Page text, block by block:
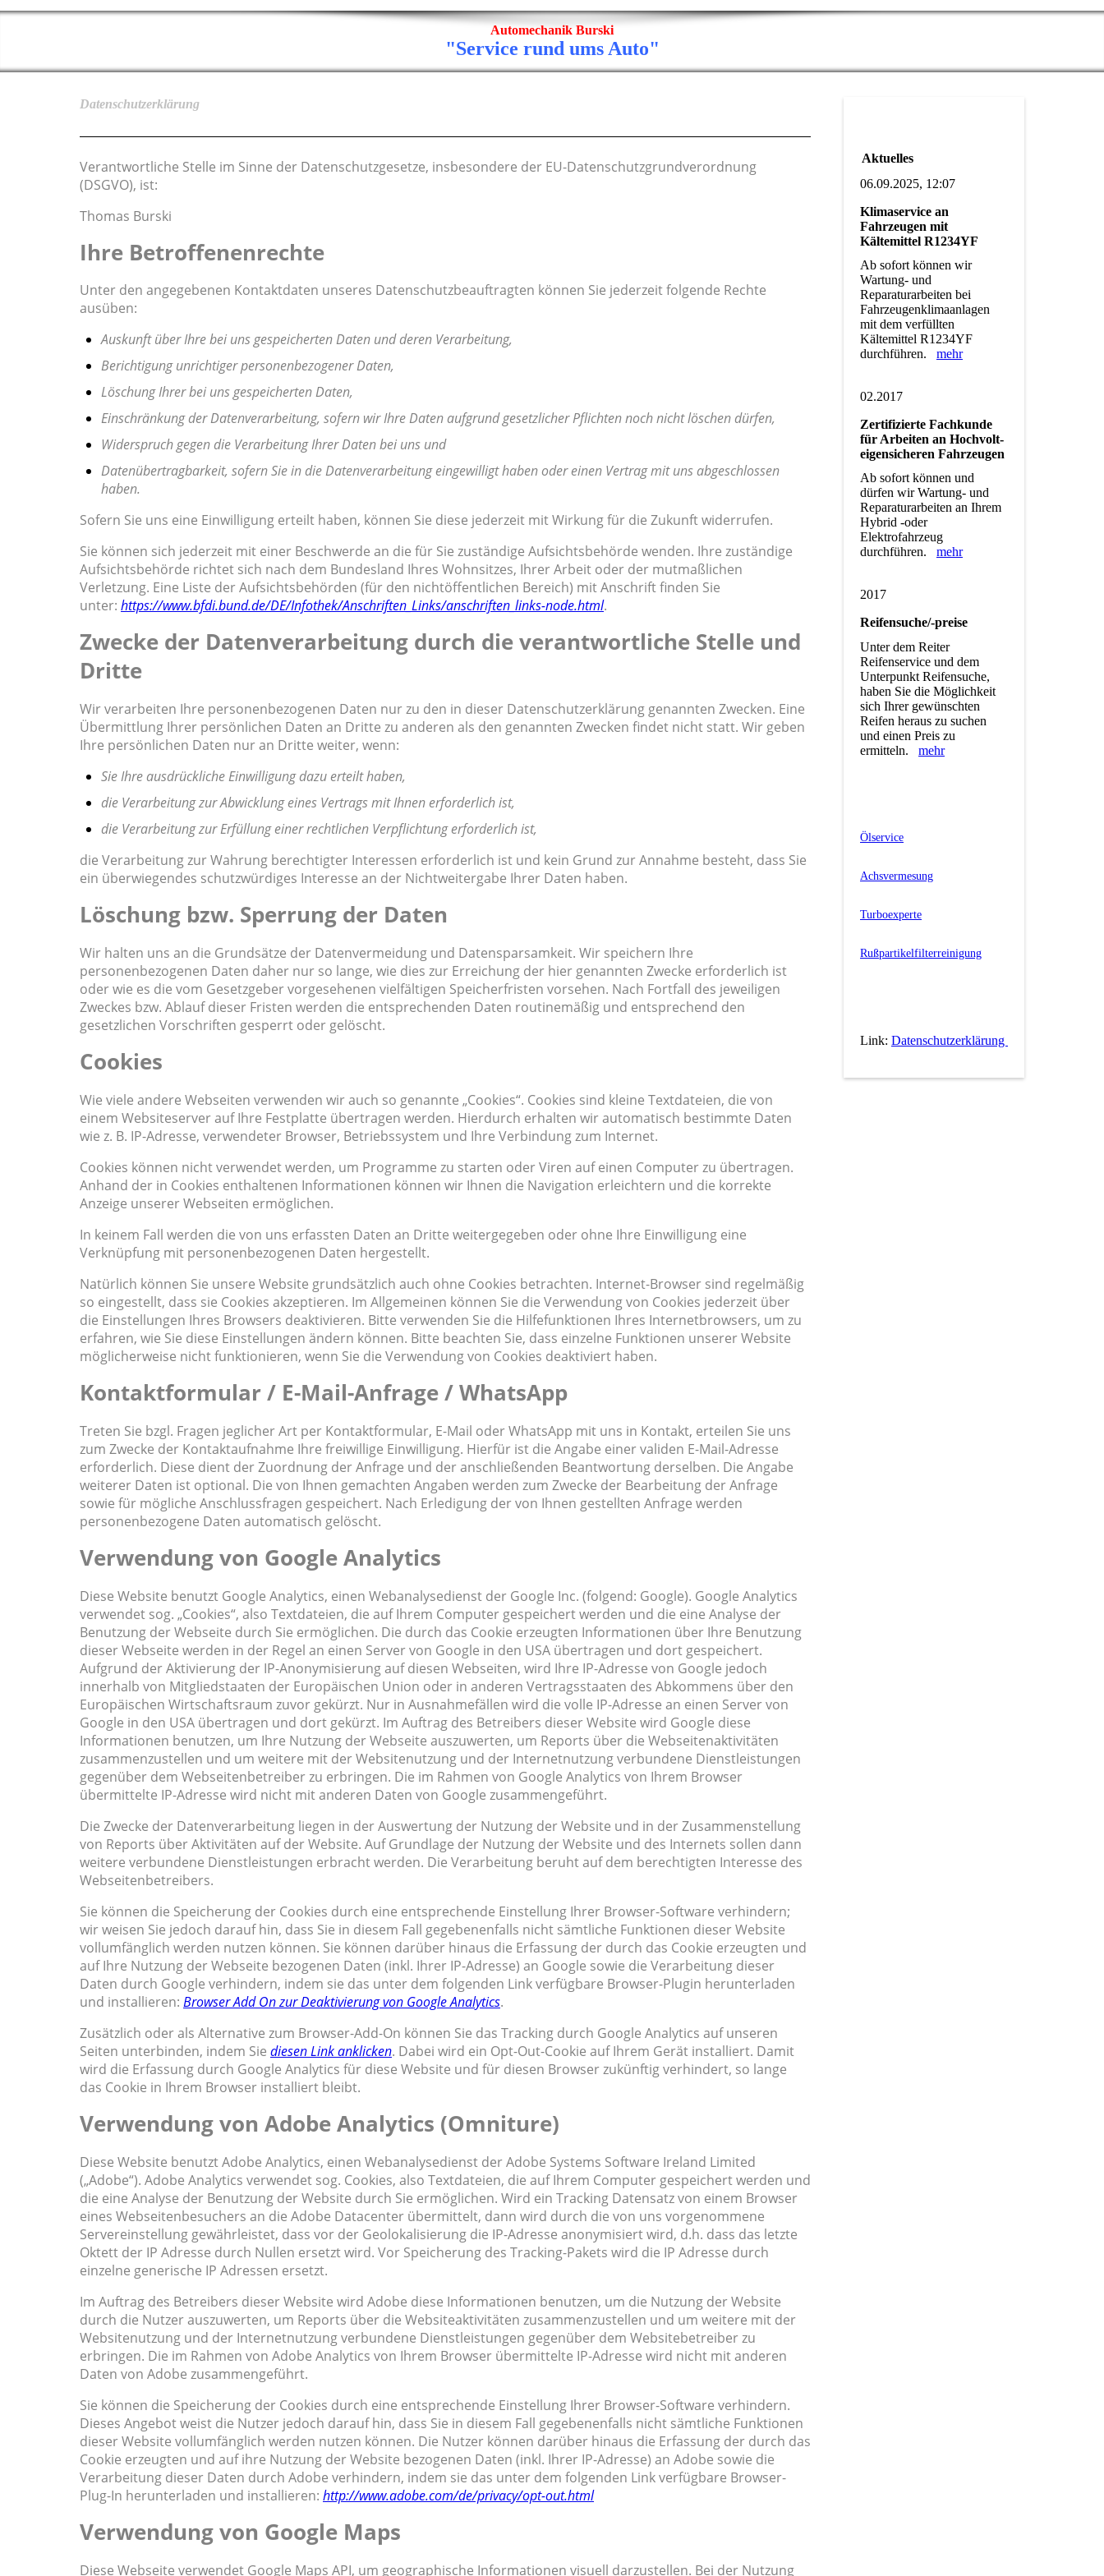
Automechanik Burski
"Service rund ums Auto"
Datenschutzerklärung
Verantwortliche Stelle im Sinne der Datenschutzgesetze, insbesondere der EU-Datenschutzgrundverordnung
(DSGVO), ist:
Thomas Burski
Ihre Betroffenenrechte
Unter den angegebenen Kontaktdaten unseres Datenschutzbeauftragten können Sie jederzeit folgende Rechte
ausüben:
Auskunft über Ihre bei uns gespeicherten Daten und deren Verarbeitung,
Berichtigung unrichtiger personenbezogener Daten,
Löschung Ihrer bei uns gespeicherten Daten,
Einschränkung der Datenverarbeitung, sofern wir Ihre Daten aufgrund gesetzlicher Pflichten noch nicht löschen dürfen,
Widerspruch gegen die Verarbeitung Ihrer Daten bei uns und
Datenübertragbarkeit, sofern Sie in die Datenverarbeitung eingewilligt haben oder einen Vertrag mit uns abgeschlossen
haben.
Sofern Sie uns eine Einwilligung erteilt haben, können Sie diese jederzeit mit Wirkung für die Zukunft widerrufen.
Sie können sich jederzeit mit einer Beschwerde an die für Sie zuständige Aufsichtsbehörde wenden. Ihre zuständige
Aufsichtsbehörde richtet sich nach dem Bundesland Ihres Wohnsitzes, Ihrer Arbeit oder der mutmaßlichen
Verletzung. Eine Liste der Aufsichtsbehörden (für den nichtöffentlichen Bereich) mit Anschrift finden Sie
unter: https://www.bfdi.bund.de/DE/Infothek/Anschriften_Links/anschriften_links-node.html.
Zwecke der Datenverarbeitung durch die verantwortliche Stelle und
Dritte
Wir verarbeiten Ihre personenbezogenen Daten nur zu den in dieser Datenschutzerklärung genannten Zwecken. Eine
Übermittlung Ihrer persönlichen Daten an Dritte zu anderen als den genannten Zwecken findet nicht statt. Wir geben
Ihre persönlichen Daten nur an Dritte weiter, wenn:
Sie Ihre ausdrückliche Einwilligung dazu erteilt haben,
die Verarbeitung zur Abwicklung eines Vertrags mit Ihnen erforderlich ist,
die Verarbeitung zur Erfüllung einer rechtlichen Verpflichtung erforderlich ist,
die Verarbeitung zur Wahrung berechtigter Interessen erforderlich ist und kein Grund zur Annahme besteht, dass Sie
ein überwiegendes schutzwürdiges Interesse an der Nichtweitergabe Ihrer Daten haben.
Löschung bzw. Sperrung der Daten
Wir halten uns an die Grundsätze der Datenvermeidung und Datensparsamkeit. Wir speichern Ihre
personenbezogenen Daten daher nur so lange, wie dies zur Erreichung der hier genannten Zwecke erforderlich ist
oder wie es die vom Gesetzgeber vorgesehenen vielfältigen Speicherfristen vorsehen. Nach Fortfall des jeweiligen
Zweckes bzw. Ablauf dieser Fristen werden die entsprechenden Daten routinemäßig und entsprechend den
gesetzlichen Vorschriften gesperrt oder gelöscht.
Cookies
Wie viele andere Webseiten verwenden wir auch so genannte „Cookies“. Cookies sind kleine Textdateien, die von
einem Websiteserver auf Ihre Festplatte übertragen werden. Hierdurch erhalten wir automatisch bestimmte Daten
wie z. B. IP-Adresse, verwendeter Browser, Betriebssystem und Ihre Verbindung zum Internet.
Cookies können nicht verwendet werden, um Programme zu starten oder Viren auf einen Computer zu übertragen.
Anhand der in Cookies enthaltenen Informationen können wir Ihnen die Navigation erleichtern und die korrekte
Anzeige unserer Webseiten ermöglichen.
In keinem Fall werden die von uns erfassten Daten an Dritte weitergegeben oder ohne Ihre Einwilligung eine
Verknüpfung mit personenbezogenen Daten hergestellt.
Natürlich können Sie unsere Website grundsätzlich auch ohne Cookies betrachten. Internet-Browser sind regelmäßig
so eingestellt, dass sie Cookies akzeptieren. Im Allgemeinen können Sie die Verwendung von Cookies jederzeit über
die Einstellungen Ihres Browsers deaktivieren. Bitte verwenden Sie die Hilfefunktionen Ihres Internetbrowsers, um zu
erfahren, wie Sie diese Einstellungen ändern können. Bitte beachten Sie, dass einzelne Funktionen unserer Website
möglicherweise nicht funktionieren, wenn Sie die Verwendung von Cookies deaktiviert haben.
Kontaktformular / E-Mail-Anfrage / WhatsApp
Treten Sie bzgl. Fragen jeglicher Art per Kontaktformular, E-Mail oder WhatsApp mit uns in Kontakt, erteilen Sie uns
zum Zwecke der Kontaktaufnahme Ihre freiwillige Einwilligung. Hierfür ist die Angabe einer validen E-Mail-Adresse
erforderlich. Diese dient der Zuordnung der Anfrage und der anschließenden Beantwortung derselben. Die Angabe
weiterer Daten ist optional. Die von Ihnen gemachten Angaben werden zum Zwecke der Bearbeitung der Anfrage
sowie für mögliche Anschlussfragen gespeichert. Nach Erledigung der von Ihnen gestellten Anfrage werden
personenbezogene Daten automatisch gelöscht.
Verwendung von Google Analytics
Diese Website benutzt Google Analytics, einen Webanalysedienst der Google Inc. (folgend: Google). Google Analytics
verwendet sog. „Cookies“, also Textdateien, die auf Ihrem Computer gespeichert werden und die eine Analyse der
Benutzung der Webseite durch Sie ermöglichen. Die durch das Cookie erzeugten Informationen über Ihre Benutzung
dieser Webseite werden in der Regel an einen Server von Google in den USA übertragen und dort gespeichert.
Aufgrund der Aktivierung der IP-Anonymisierung auf diesen Webseiten, wird Ihre IP-Adresse von Google jedoch
innerhalb von Mitgliedstaaten der Europäischen Union oder in anderen Vertragsstaaten des Abkommens über den
Europäischen Wirtschaftsraum zuvor gekürzt. Nur in Ausnahmefällen wird die volle IP-Adresse an einen Server von
Google in den USA übertragen und dort gekürzt. Im Auftrag des Betreibers dieser Website wird Google diese
Informationen benutzen, um Ihre Nutzung der Webseite auszuwerten, um Reports über die Webseitenaktivitäten
zusammenzustellen und um weitere mit der Websitenutzung und der Internetnutzung verbundene Dienstleistungen
gegenüber dem Webseitenbetreiber zu erbringen. Die im Rahmen von Google Analytics von Ihrem Browser
übermittelte IP-Adresse wird nicht mit anderen Daten von Google zusammengeführt.
Die Zwecke der Datenverarbeitung liegen in der Auswertung der Nutzung der Website und in der Zusammenstellung
von Reports über Aktivitäten auf der Website. Auf Grundlage der Nutzung der Website und des Internets sollen dann
weitere verbundene Dienstleistungen erbracht werden. Die Verarbeitung beruht auf dem berechtigten Interesse des
Webseitenbetreibers.
Sie können die Speicherung der Cookies durch eine entsprechende Einstellung Ihrer Browser-Software verhindern;
wir weisen Sie jedoch darauf hin, dass Sie in diesem Fall gegebenenfalls nicht sämtliche Funktionen dieser Website
vollumfänglich werden nutzen können. Sie können darüber hinaus die Erfassung der durch das Cookie erzeugten und
auf Ihre Nutzung der Webseite bezogenen Daten (inkl. Ihrer IP-Adresse) an Google sowie die Verarbeitung dieser
Daten durch Google verhindern, indem sie das unter dem folgenden Link verfügbare Browser-Plugin herunterladen
und installieren: Browser Add On zur Deaktivierung von Google Analytics.
Zusätzlich oder als Alternative zum Browser-Add-On können Sie das Tracking durch Google Analytics auf unseren
Seiten unterbinden, indem Sie diesen Link anklicken. Dabei wird ein Opt-Out-Cookie auf Ihrem Gerät installiert. Damit
wird die Erfassung durch Google Analytics für diese Website und für diesen Browser zukünftig verhindert, so lange
das Cookie in Ihrem Browser installiert bleibt.
Verwendung von Adobe Analytics (Omniture)
Diese Website benutzt Adobe Analytics, einen Webanalysedienst der Adobe Systems Software Ireland Limited
(„Adobe“). Adobe Analytics verwendet sog. Cookies, also Textdateien, die auf Ihrem Computer gespeichert werden und
die eine Analyse der Benutzung der Website durch Sie ermöglichen. Wird ein Tracking Datensatz von einem Browser
eines Webseitenbesuchers an die Adobe Datacenter übermittelt, dann wird durch die von uns vorgenommene
Servereinstellung gewährleistet, dass vor der Geolokalisierung die IP-Adresse anonymisiert wird, d.h. dass das letzte
Oktett der IP Adresse durch Nullen ersetzt wird. Vor Speicherung des Tracking-Pakets wird die IP Adresse durch
einzelne generische IP Adressen ersetzt.
Im Auftrag des Betreibers dieser Website wird Adobe diese Informationen benutzen, um die Nutzung der Website
durch die Nutzer auszuwerten, um Reports über die Websiteaktivitäten zusammenzustellen und um weitere mit der
Websitenutzung und der Internetnutzung verbundene Dienstleistungen gegenüber dem Websitebetreiber zu
erbringen. Die im Rahmen von Adobe Analytics von Ihrem Browser übermittelte IP-Adresse wird nicht mit anderen
Daten von Adobe zusammengeführt.
Sie können die Speicherung der Cookies durch eine entsprechende Einstellung Ihrer Browser-Software verhindern.
Dieses Angebot weist die Nutzer jedoch darauf hin, dass Sie in diesem Fall gegebenenfalls nicht sämtliche Funktionen
dieser Website vollumfänglich werden nutzen können. Die Nutzer können darüber hinaus die Erfassung der durch das
Cookie erzeugten und auf ihre Nutzung der Website bezogenen Daten (inkl. Ihrer IP-Adresse) an Adobe sowie die
Verarbeitung dieser Daten durch Adobe verhindern, indem sie das unter dem folgenden Link verfügbare Browser-
Plug-In herunterladen und installieren: http://www.adobe.com/de/privacy/opt-out.html
Verwendung von Google Maps
Diese Webseite verwendet Google Maps API, um geographische Informationen visuell darzustellen. Bei der Nutzung
Aktuelles
06.09.2025, 12:07
Klimaservice an
Fahrzeugen mit
Kältemittel R1234YF
Ab sofort können wir
Wartung- und
Reparaturarbeiten bei
Fahrzeugenklimaanlagen
mit dem verfüllten
Kältemittel R1234YF
durchführen. mehr
02.2017
Zertifizierte Fachkunde
für Arbeiten an Hochvolt-
eigensicheren Fahrzeugen
Ab sofort können und
dürfen wir Wartung- und
Reparaturarbeiten an Ihrem
Hybrid -oder
Elektrofahrzeug
durchführen. mehr
2017
Reifensuche/-preise
Unter dem Reiter
Reifenservice und dem
Unterpunkt Reifensuche,
haben Sie die Möglichkeit
sich Ihrer gewünschten
Reifen heraus zu suchen
und einen Preis zu
ermitteln. mehr
Ölservice
Achsvermesung
Turboexperte
Rußpartikelfilterreinigung
Link: Datenschutzerklärung